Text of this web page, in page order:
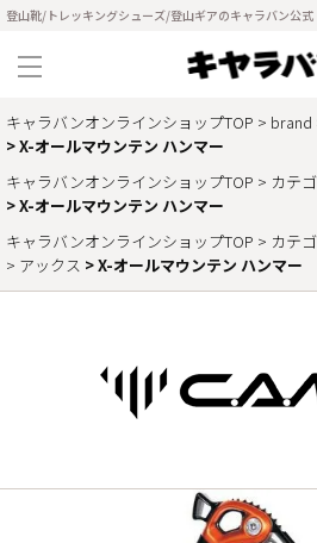
登山靴/トレッキングシューズ/登山ギアのキャラバン公式
キャラバンオンラインショップTOP brand
X-オールマウンテン ハンマー
キャラバンオンラインショップTOP
カテ
X-オールマウンテン ハンマー
キャラバンオンラインショップTOP
カテ
アックス
X-オールマウンテン ハンマー